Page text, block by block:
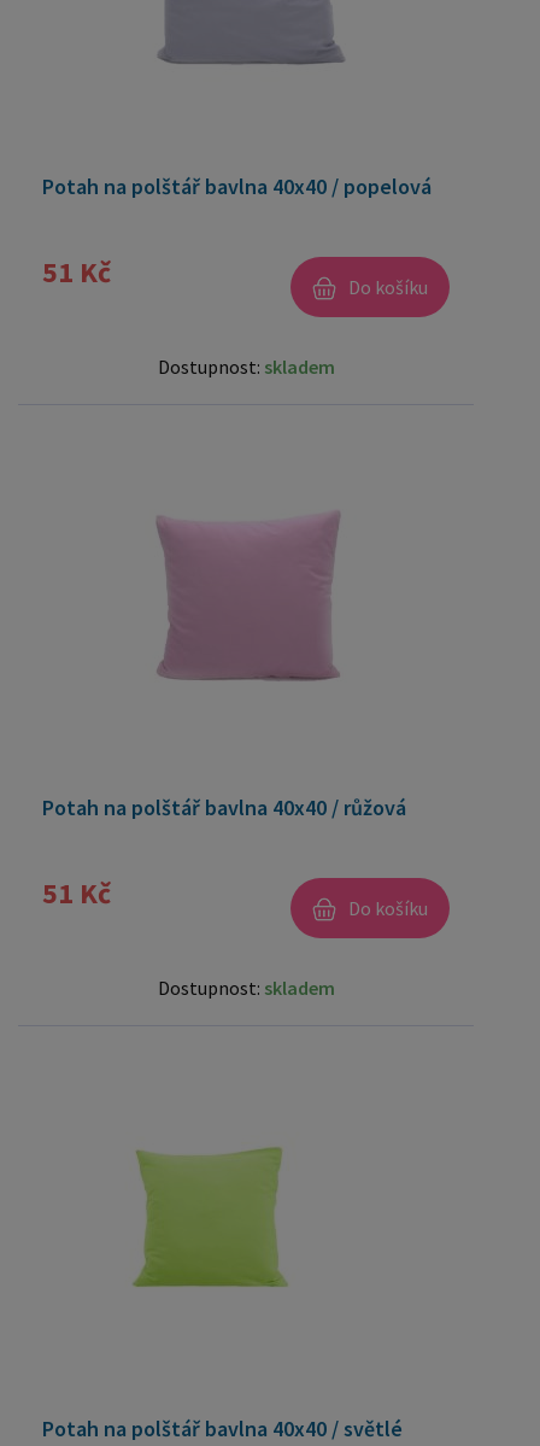
Potah na polštář bavlna 40x40 / popelová
51 Kč Do košíku
Dostupnost: skladem
Potah na polštář bavlna 40x40 / růžová
51 Kč Do košíku
Dostupnost: skladem
Potah na polštář bavlna 40x40 / světlé